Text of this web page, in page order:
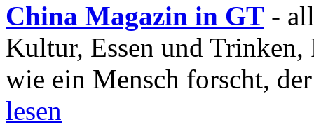
China Magazin in GT -
Kultur, Essen und
wie ein Mensch forscht,
lesen